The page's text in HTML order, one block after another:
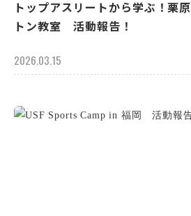
トップアスリートから学ぶ！栗
トン教室 活動報告！
2026.03.15